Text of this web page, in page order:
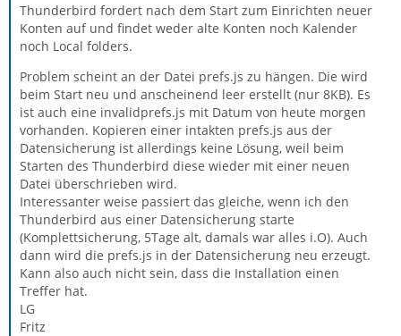
Thunderbird fordert nach dem Start zum Einrichten neuer
Konten auf und findet weder alte Konten noch Kalender
noch Local folders.
Problem scheint an der Datei prefs.js zu hängen. Die wird
beim Start neu und anscheinend leer erstellt (nur 8KB). Es
ist auch eine invalidprefs.js mit Datum von heute morgen
vorhanden. Kopieren einer intakten prefs.js aus der
Datensicherung ist allerdings keine Lösung, weil beim
Starten des Thunderbird diese wieder mit einer neuen
Datei überschrieben wird.
Interessanter weise passiert das gleiche, wenn ich den
Thunderbird aus einer Datensicherung starte
(Komplettsicherung, 5Tage alt, damals war alles i.O). Auch
dann wird die prefs.js in der Datensicherung neu erzeugt.
Kann also auch nicht sein, dass die Installation einen
Treffer hat.
LG
Fritz